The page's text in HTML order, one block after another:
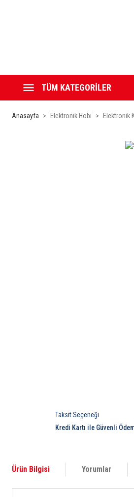
TÜM KATEGORİLER
Anasayfa Elektronik Hobi Elektronik
Taksit Seçeneği
Kredi Kartı ile Güvenli
Ürün Bilgisi Yorumlar